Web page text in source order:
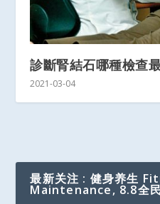
診斷腎結石哪種檢查
2021-03-04
最新关注 : 健身养生
Maintenance, 8.8全